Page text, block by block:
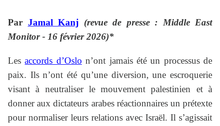
Par Jamal Kanj (revue de presse : Middle East
Monitor - 16 février 2026)*
Lesaccords d’Oslo n’ont jamais été un processus de
paix. Ils n’ont été qu’une diversion, une escroquerie
visant à neutraliser le mouvement palestinien et à
donner aux dictateurs arabes réactionnaires un prétexte
pour normaliser leurs relations avec Israël. Il s’agissait